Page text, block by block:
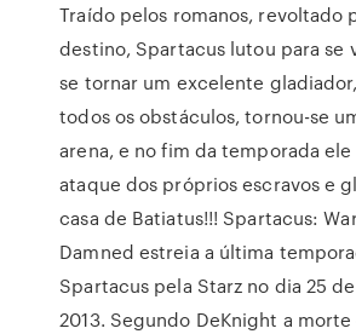
Traído pelos romanos, revoltado
destino, Spartacus lutou para se
se tornar um excelente
todos os obstáculos, tornou-se
arena, e no fim da temporada
ataque dos próprios escravos e
casa de Batiatus!!! Spartacus:
Damned estreia a última
Spartacus pela Starz no dia 25
2013. Segundo DeKnight a